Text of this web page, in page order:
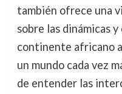
también ofrece una
sobre las dinámicas
continente africano
un mundo cada vez
de entender las